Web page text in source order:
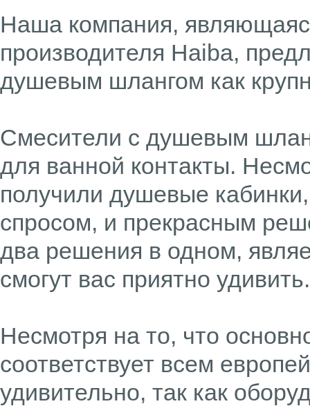
Наша компания,
производителя Haiba,
душевым шлангом как
Смесители с душевым
для ванной контакты.
получили душевые
спросом, и прекрасным
два решения в одном,
смогут вас приятно удивить.
Несмотря на то, что
соответствует всем
удивительно, так как